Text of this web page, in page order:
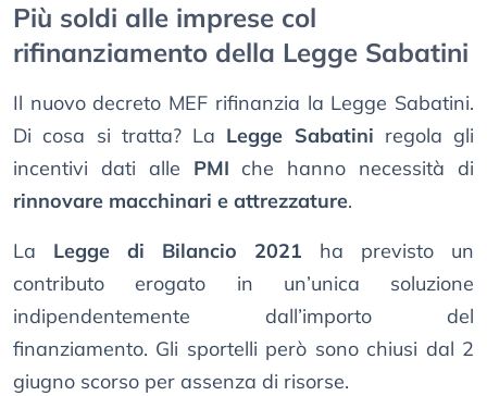
Più soldi alle imprese col
rifinanziamento della Legge Sabatini
Il nuovo decreto MEF rifinanzia la Legge Sabatini.
Di cosa si tratta? La Legge Sabatini regola gli
incentivi dati alle PMI che hanno necessità di
rinnovare macchinari e attrezzature.
La Legge di Bilancio 2021 ha previsto un
contributo erogato in un’unica soluzione
indipendentemente dall’importo del
finanziamento. Gli sportelli però sono chiusi dal 2
giugno scorso per assenza di risorse.